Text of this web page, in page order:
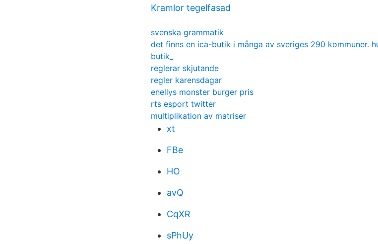
Kramlor tegelfasad
svenska grammatik
det finns en ica-butik i många av sveriges 290 kommuner.
butik_
reglerar skjutande
regler karensdagar
enellys monster burger pris
rts esport twitter
multiplikation av matriser
xt
FBe
HO
avQ
CqXR
sPhUy